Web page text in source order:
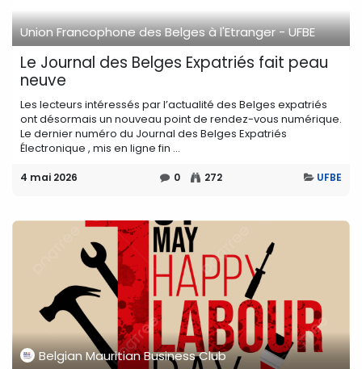
Union Francophone des Belges à l'Etranger - UFBE
Le Journal des Belges Expatriés fait peau
neuve
Les lecteurs intéressés par l’actualité des Belges expatriés
ont désormais un nouveau point de rendez-vous numérique.
Le dernier numéro du Journal des Belges Expatriés
Électronique , mis en ligne fin ...
4 mai 2026 0 272 UFBE
Belgian Mauritian Business Club